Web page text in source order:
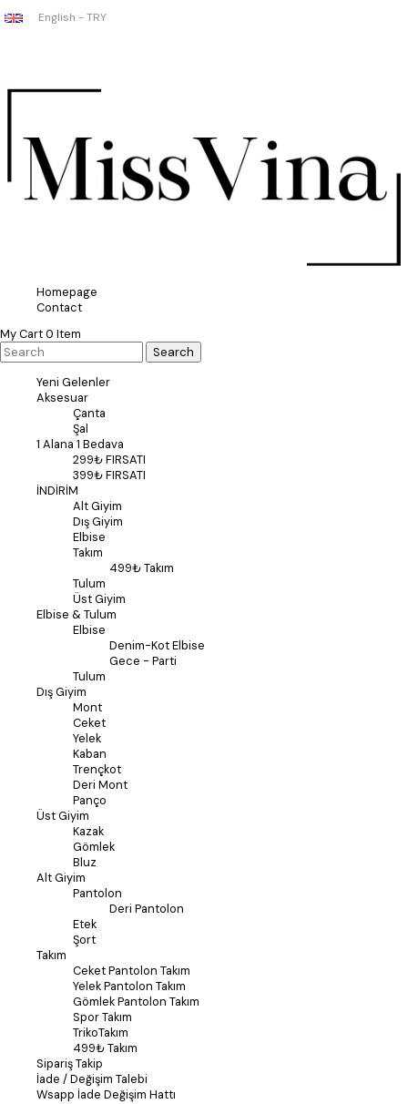
English - TRY
Homepage
Contact
My Cart0 Item
Yeni Gelenler
Aksesuar
Çanta
Şal
1 Alana 1 Bedava
299₺ FIRSATI
399₺ FIRSATI
İNDİRİM
Alt Giyim
Dış Giyim
Elbise
Takım
499₺ Takım
Tulum
Üst Giyim
Elbise & Tulum
Elbise
Denim-Kot Elbise
Gece - Parti
Tulum
Dış Giyim
Mont
Ceket
Yelek
Kaban
Trençkot
Deri Mont
Panço
Üst Giyim
Kazak
Gömlek
Bluz
Alt Giyim
Pantolon
Deri Pantolon
Etek
Şort
Takım
Ceket Pantolon Takım
Yelek Pantolon Takım
Gömlek Pantolon Takım
Spor Takım
TrikoTakım
499₺ Takım
Sipariş Takip
İade / Değişim Talebi
Wsapp İade Değişim Hattı